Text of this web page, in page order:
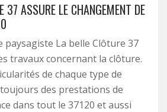
37 ASSURE LE CHANGEMENT DE
paysagiste La belle Clôture 37
travaux concernant la clôture.
de chaque type de
des prestations de
dans tout le 37120 et aussi